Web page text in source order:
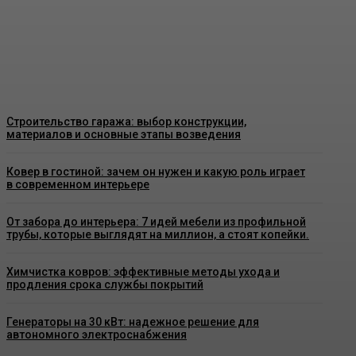
Строительство гаража: выбор конструкции,
материалов и основные этапы возведения
Ковер в гостиной: зачем он нужен и какую роль играет
в современном интерьере
От забора до интерьера: 7 идей мебели из профильной
трубы, которые выглядят на миллион, а стоят копейки.
Химчистка ковров: эффективные методы ухода и
продления срока службы покрытий
Генераторы на 30 кВт: надежное решение для
автономного электроснабжения